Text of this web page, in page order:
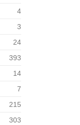
4
3
24
393
14
7
215
303